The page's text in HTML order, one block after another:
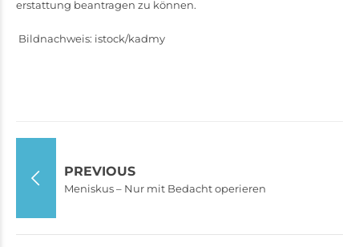
erstattung beantragen zu können.
Bildnachweis: istock/kadmy
PREVIOUS
Meniskus – Nur mit Bedacht operieren